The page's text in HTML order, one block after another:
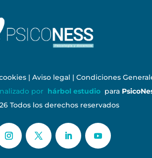
| Aviso legal | Condiciones
por hárbol estudio para
Todos los derechos reservados